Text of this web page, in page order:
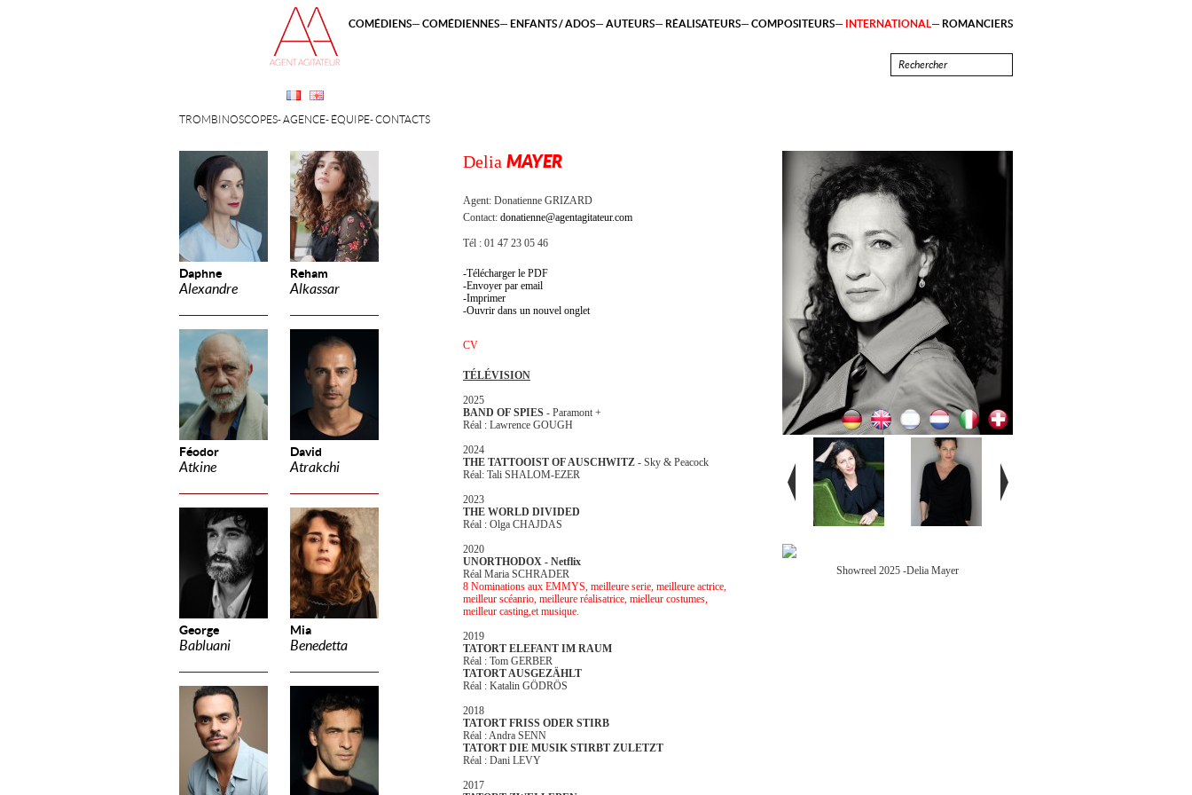
Daphne
Alexandre
Reham
Alkassar
Féodor
Atkine
David
Atrakchi
George
Babluani
Mia
Benedetta
TROMBINOSCOPES AGENCE ÉQUIPE CONTACTS
COMÉDIENS COMÉDIENNES ENFANTS / ADOS AUTEURS RÉALISATEURS COMPOSITEURS INTERNATIONAL ROMANCIERS
Delia MAYER
Agent: Donatienne GRIZARD
Contact: donatienne@agentagitateur.com
Tél : 01 47 23 05 46
Télécharger le PDF
Envoyer par email
Imprimer
Ouvrir dans un nouvel onglet
CV
TÉLÉVISION
2025
BAND OF SPIES - Paramont +
Réal : Lawrence GOUGH
2024
THE TATTOOIST OF AUSCHWITZ - Sky & Peacock
Réal: Tali SHALOM-EZER
2023
THE WORLD DIVIDED
Réal : Olga CHAJDAS
2020
UNORTHODOX - Netflix
Réal Maria SCHRADER
8 Nominations aux EMMYS, meilleure serie, meilleure actrice,
meilleur scéanrio, meilleure réalisatrice, mielleur costumes,
meilleur casting,et musique.
2019
TATORT ELEFANT IM RAUM
Réal : Tom GERBER
TATORT AUSGEZÄHLT
Réal : Katalin GÖDRÖS
2018
TATORT FRISS ODER STIRB
Réal : Andra SENN
TATORT DIE MUSIK STIRBT ZULETZT
Réal : Dani LEVY
2017
Showreel 2025 -Delia Mayer